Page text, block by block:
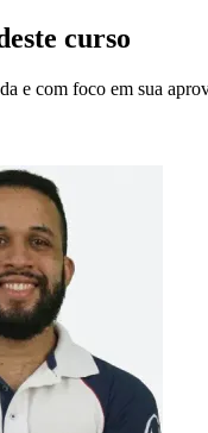
curso
e com foco em sua